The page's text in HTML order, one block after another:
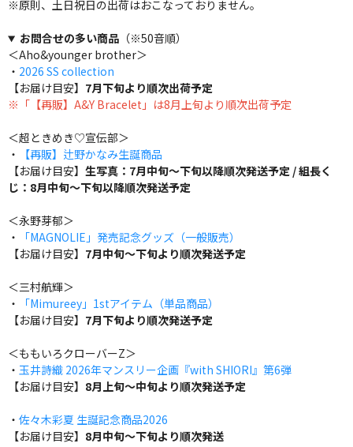
※原則、土日祝日の出荷はおこなっておりません。
お問合せの多い商品（※50音順）
＜Aho&younger brother＞
・ 2026 SS collection
【お届け目安】 7月下旬より順次出荷予定
※「【再販】A&Y Bracelet」は8月上旬より順次出荷予定
＜超ときめき♡宣伝部＞
・
【再販】辻野かなみ生誕商品
【お届け目安】 生写真：7月中旬～下旬以降順次発送予定 / 組長く
じ：8月中旬～下旬以降順次発送予定
＜永野芽郁＞
・
「MAGNOLIE」発売記念グッズ（一般販売）
【お届け目安】 7月中旬～下旬より順次発送予定
＜三村航輝＞
・
「Mimureey」1stアイテム（単品商品）
【お届け目安】 7月下旬より順次発送予定
＜ももいろクローバーZ＞
・ 玉井詩織 2026年マンスリー企画『with SHIORI』第6弾
【お届け目安】 8月上旬～中旬より順次発送予定
・ 佐々木彩夏 生誕記念商品2026
【お届け目安】 8月中旬～下旬より順次発送